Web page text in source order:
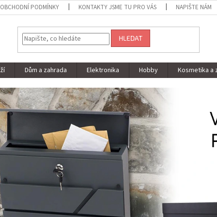
OBCHODNÍ PODMÍNKY KONTAKTY JSME TU PRO VÁS NAPIŠTE NÁM
HLEDAT
Dům a zahrada Elektronika Hobby Kosmetika a